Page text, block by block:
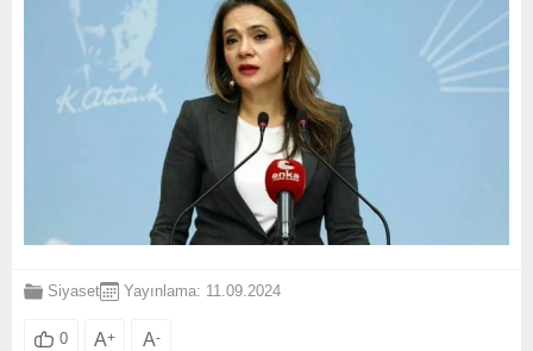
Siyaset Yayınlama: 11.09.2024
0 A+ A-